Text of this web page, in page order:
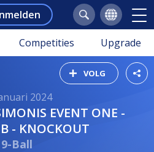
Competities Upgrade
VOLG
2024
- KNOCKOUT
9-Ball